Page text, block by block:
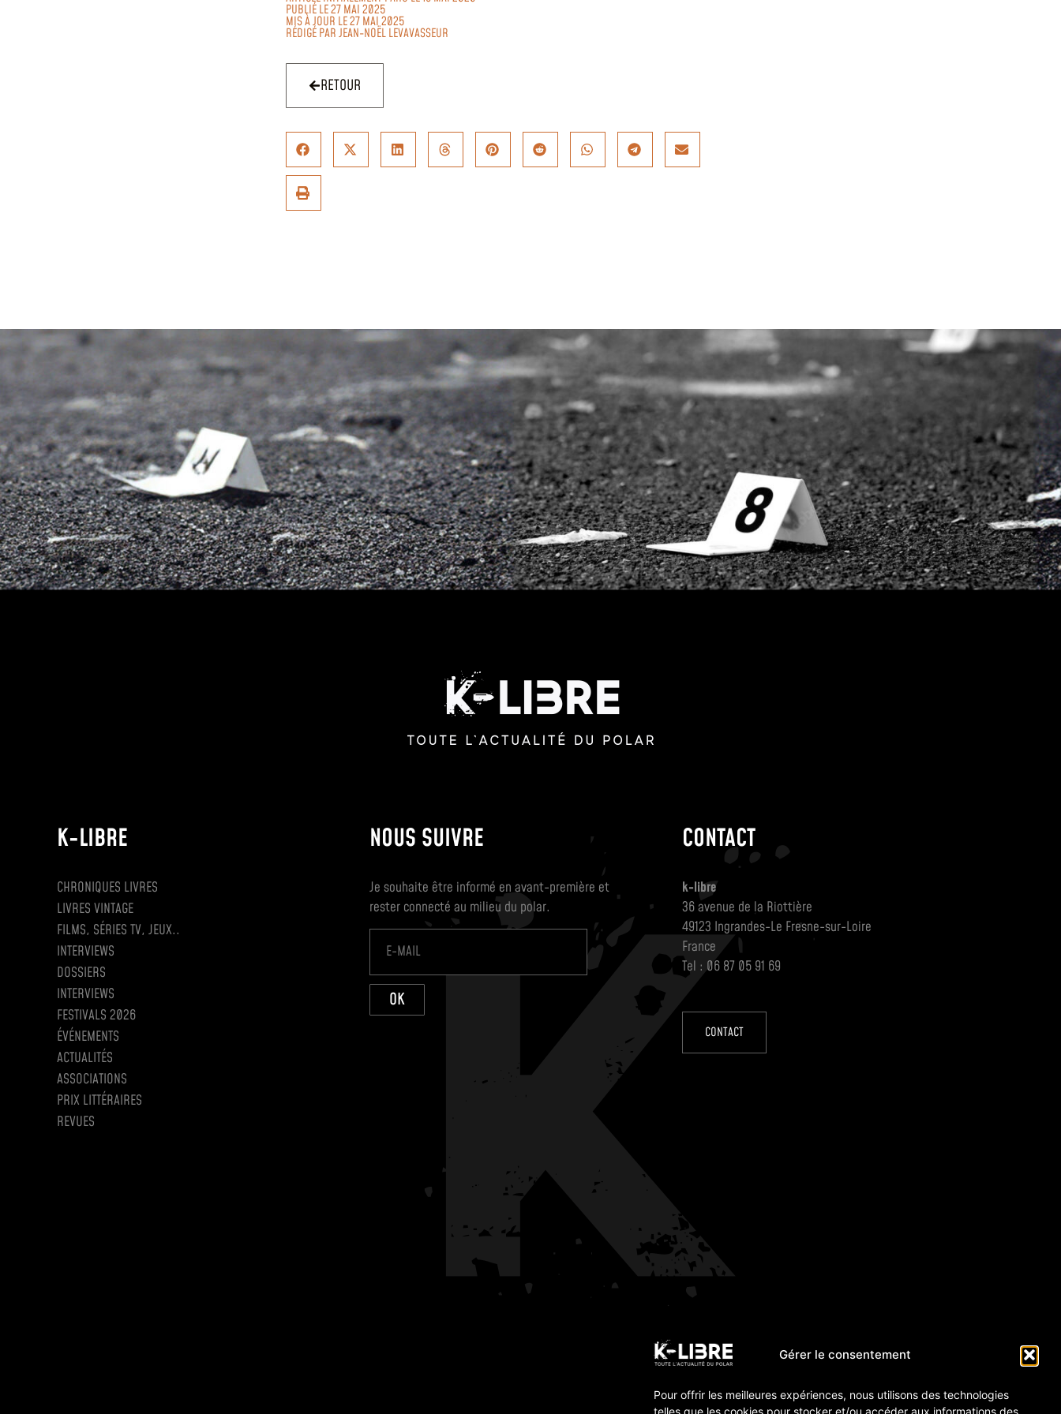
Gérer le consentement
Pour offrir les meilleures expériences, nous utilisons des technologies
telles que les cookies pour stocker et/ou accéder aux informations des
PUBLIÉ LE 27 MAI 2025
MIS À JOUR LE 27 MAI 2025
RÉDIGÉ PARJEAN-NOËL LEVAVASSEUR
RETOUR
K-LIBRE
CHRONIQUES LIVRES
LIVRES VINTAGE
FILMS, SÉRIES TV, JEUX..
INTERVIEWS
DOSSIERS
INTERVIEWS
FESTIVALS 2026
ÉVÉNEMENTS
ACTUALITÉS
ASSOCIATIONS
PRIX LITTÉRAIRES
REVUES
NOUS SUIVRE
Je souhaite être informé en avant-première et
rester connecté au milieu du polar.
OK
CONTACT
k-libre
36 avenue de la Riottière
49123 Ingrandes-Le Fresne-sur-Loire
France
Tel : 06 87 05 91 69
CONTACT